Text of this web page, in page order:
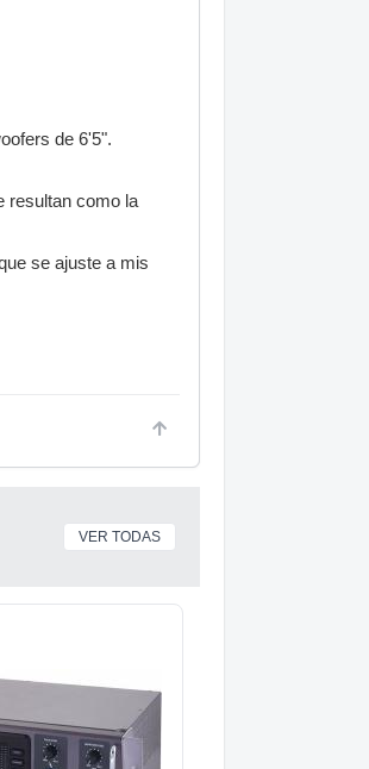
de 6'5".
resultan como la
se ajuste a mis
VER TODAS